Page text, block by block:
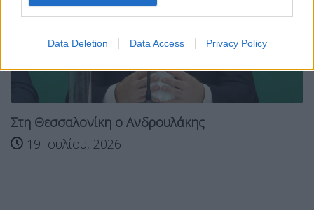
Data Deletion Data Access Privacy Policy
Στη Θεσσαλονίκη ο Ανδρουλάκης
19 Ιουλίου, 2026